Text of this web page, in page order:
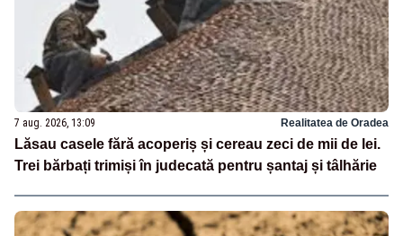
7 aug. 2026, 13:09 Realitatea de Oradea
Lăsau casele fără acoperiș și cereau zeci de mii de lei.
Trei bărbați trimiși în judecată pentru șantaj și tâlhărie